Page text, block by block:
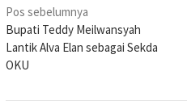
Navigasi
pos
Pos sebelumnya
Bupati Teddy Meilwansyah
Lantik Alva Elan sebagai Sekda
OKU